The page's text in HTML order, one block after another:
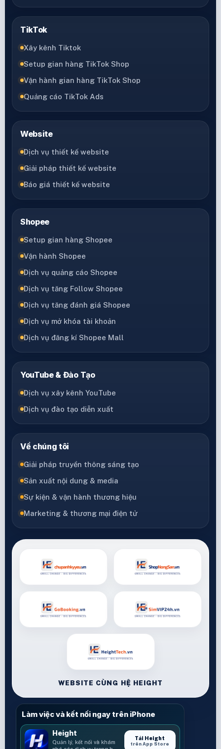
TikTok
Xây kênh Tiktok
Setup gian hàng TikTok Shop
Vận hành gian hàng TikTok Shop
Quảng cáo TikTok Ads
Website
Dịch vụ thiết kế website
Giải pháp thiết kế website
Báo giá thiết kế website
Shopee
Setup gian hàng Shopee
Vận hành Shopee
Dịch vụ quảng cáo Shopee
Dịch vụ tăng Follow Shopee
Dịch vụ tăng đánh giá Shopee
Dịch vụ mở khóa tài khoản
Dịch vụ đăng kí Shopee Mall
YouTube & Đào Tạo
Dịch vụ xây kênh YouTube
Dịch vụ đào tạo diễn xuất
Về chúng tôi
Giải pháp truyền thông sáng tạo
Sản xuất nội dung & media
Sự kiện & vận hành thương hiệu
Marketing & thương mại điện tử
WEBSITE CÙNG HỆ HEIGHT
Làm việc và kết nối ngay trên iPhone
Height
Quản lý, kết nối và khám
Tải Height
trên App Store